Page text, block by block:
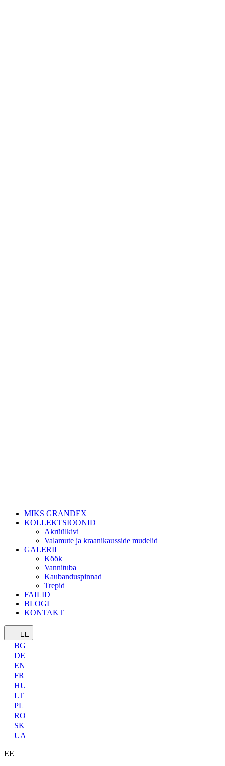
MIKS GRANDEX
KOLLEKTSIOONID
Akrüülkivi
Valamute ja kraanikausside mudelid
GALERII
Köök
Vannituba
Kaubanduspinnad
Trepid
FAILID
BLOGI
KONTAKT
EE
BG
DE
EN
FR
HU
LT
PL
RO
SK
UA
EE